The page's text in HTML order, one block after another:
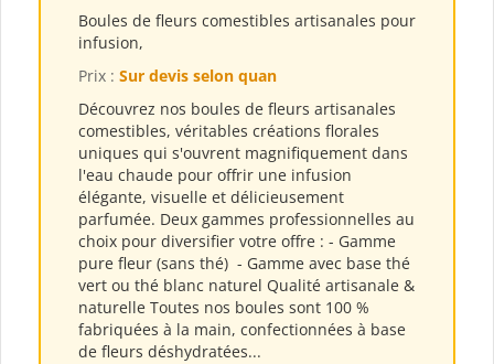
Boules de fleurs comestibles artisanales pour
infusion,
Prix : Sur devis selon quan
Découvrez nos boules de fleurs artisanales
comestibles, véritables créations florales
uniques qui s'ouvrent magnifiquement dans
l'eau chaude pour offrir une infusion
élégante, visuelle et délicieusement
parfumée. Deux gammes professionnelles au
choix pour diversifier votre offre : - Gamme
pure fleur (sans thé) ​ - Gamme avec base thé
vert ou thé blanc naturel Qualité artisanale &
naturelle Toutes nos boules sont 100 %
fabriquées à la main, confectionnées à base
de fleurs déshydratées...